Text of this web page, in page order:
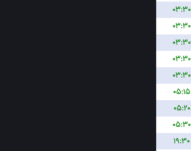
۰۳:۳۰
۰۳:۳۰
۰۳:۳۰
۰۳:۳۰
۰۳:۳۰
۰۵:۱۵
۰۵:۲۰
۰۵:۳۰
۱۹:۳۰